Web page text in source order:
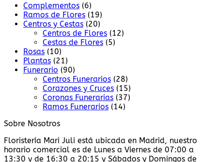
Complementos (6)
Ramos de Flores (19)
Centros y Cestas (20)
Centros de Flores (12)
Cestas de Flores (5)
Rosas (10)
Plantas (21)
Funerario (90)
Centros Funerarios (28)
Corazones y Cruces (15)
Coronas Funerarias (37)
Ramos Funerarios (14)
Sobre Nosotros
Floristería Mari Juli está ubicada en Madrid, nuestro
horario comercial es de Lunes a Viernes de 07:00 a
13:30 y de 16:30 a 20:15 y Sábados y Domingos de